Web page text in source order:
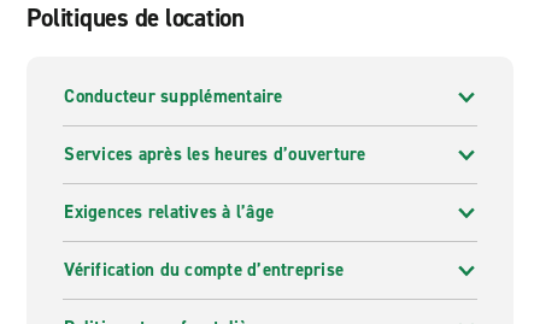
Politiques de location
Conducteur supplémentaire
Services après les heures d’ouverture
Exigences relatives à l’âge
Vérification du compte d’entreprise